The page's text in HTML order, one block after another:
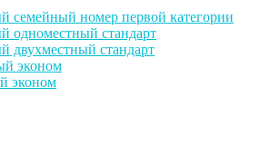
семейный номер первой категории
одноместный стандарт
двухместный стандарт
эконом
эконом